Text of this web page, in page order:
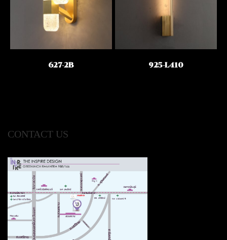
627-2B 925-L410
CONTACT US